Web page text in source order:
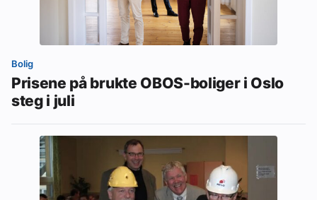
Bolig
Prisene på brukte OBOS-boliger i Oslo
steg i juli